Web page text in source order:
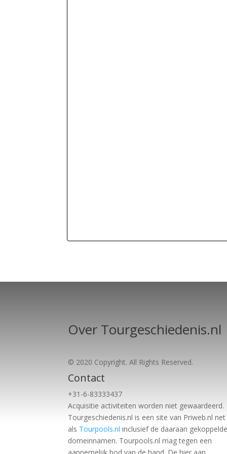
Over Tourgeschiedenis.nl
© 2020 Copyright. All Rights Reserved.
Contact
+31-6-83333437
Acquisitie activiteiten worden niet gewaardeerd.
Tourgeschiedenis.nl is een site van Priweb.nl net
als Tourpools.nl inclusief de daaraan
domeinnamen. Tourpools.nl mag tegen een
aannemelijk bod van de hand. De hier aan